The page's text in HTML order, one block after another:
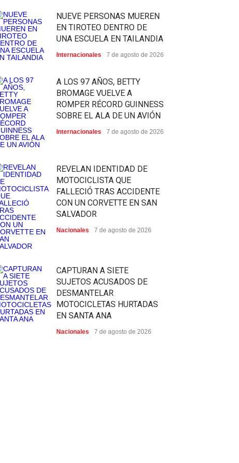
NUEVE PERSONAS MUEREN
EN TIROTEO DENTRO DE
UNA ESCUELA EN TAILANDIA
Internacionales 7 de agosto de 2026
A LOS 97 AÑOS, BETTY
BROMAGE VUELVE A
ROMPER RÉCORD GUINNESS
SOBRE EL ALA DE UN AVIÓN
Internacionales 7 de agosto de 2026
REVELAN IDENTIDAD DE
MOTOCICLISTA QUE
FALLECIÓ TRAS ACCIDENTE
CON UN CORVETTE EN SAN
SALVADOR
Nacionales 7 de agosto de 2026
CAPTURAN A SIETE
SUJETOS ACUSADOS DE
DESMANTELAR
MOTOCICLETAS HURTADAS
EN SANTA ANA
Nacionales 7 de agosto de 2026